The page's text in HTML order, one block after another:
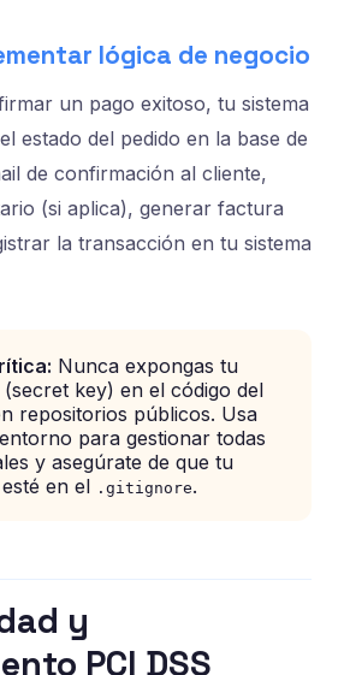
lógica de negocio
un pago exitoso, tu sistema
estado del pedido en la base de
de confirmación al cliente,
(si aplica), generar factura
la transacción en tu sistema
Nunca expongas tu
key) en el código del
repositorios públicos. Usa
para gestionar todas
y asegúrate de que tu
esté en el .gitignore.
y
PCI DSS